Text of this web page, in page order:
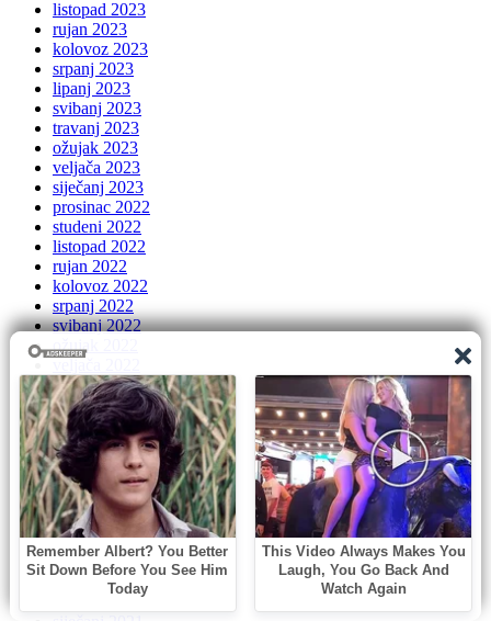
listopad 2023
rujan 2023
kolovoz 2023
srpanj 2023
lipanj 2023
svibanj 2023
travanj 2023
ožujak 2023
veljača 2023
siječanj 2023
prosinac 2022
studeni 2022
listopad 2022
rujan 2022
kolovoz 2022
srpanj 2022
svibanj 2022
ožujak 2022
siječanj 2022
prosinac 2021
studeni 2021
listopad 2021
rujan 2021
kolovoz 2021
srpanj 2021
lipanj 2021
svibanj 2021
travanj 2021
ožujak 2021